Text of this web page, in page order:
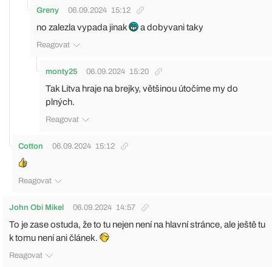
Greny 06.09.2024 15:12
no zalezla vypada jinak a dobyvani taky
Reagovat
monty25 06.09.2024 15:20
Tak Litva hraje na brejky, většinou útočíme my do
plných.
Reagovat
Cotton 06.09.2024 15:12
Reagovat
John Obi Mikel 06.09.2024 14:57
To je zase ostuda, že to tu nejen není na hlavní stránce, ale ještě tu
k tomu není ani článek.
Reagovat